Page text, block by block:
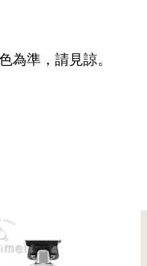
為準，請見諒。